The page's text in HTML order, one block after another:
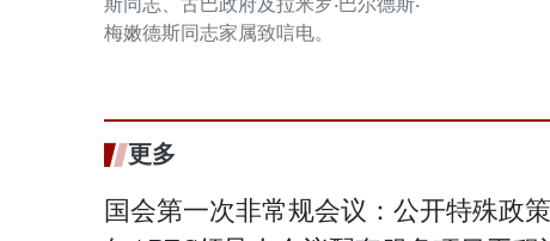
梅嫩德斯同志家属致唁电。
更多
国会第一次非常规会议：公开特殊政